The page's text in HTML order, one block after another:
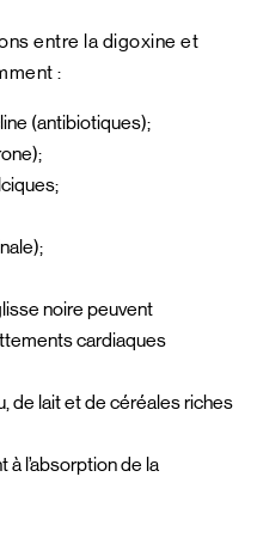
entre la digoxine et
:
(antibiotiques);
noire peuvent
cardiaques
de lait et de céréales riches
à l’absorption de la